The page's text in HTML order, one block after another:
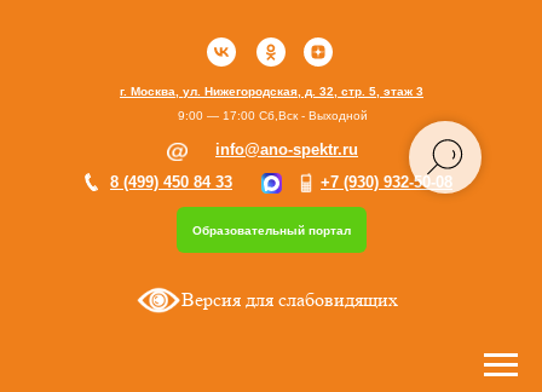
Образовательный портал
г. Москва, ул. Нижегородская, д. 32, стр. 5, этаж 3
+7 (930) 932-50-08
8 (499) 450 84 33
info@ano-spektr.ru
9:00 — 17:00 Сб,Вск - Выходной
Версия для слабовидящих